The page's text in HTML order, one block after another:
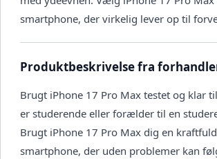
smartphone, der virkelig lever op til
Produktbeskrivelse fra
Brugt iPhone 17 Pro Max testet og klar
er studerende eller forælder til en
Brugt iPhone 17 Pro Max dig en
smartphone, der uden problemer kan